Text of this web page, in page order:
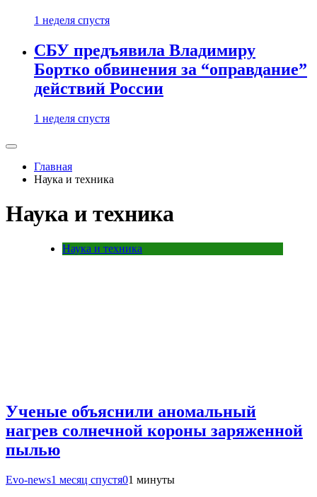
1 неделя спустя
СБУ предъявила Владимиру
Бортко обвинения за “оправдание”
действий России
1 неделя спустя
Главная
Наука и техника
Наука и техника
Наука и техника
Ученые объяснили аномальный
нагрев солнечной короны заряженной
пылью
Evo-news1 месяц спустя01 минуты